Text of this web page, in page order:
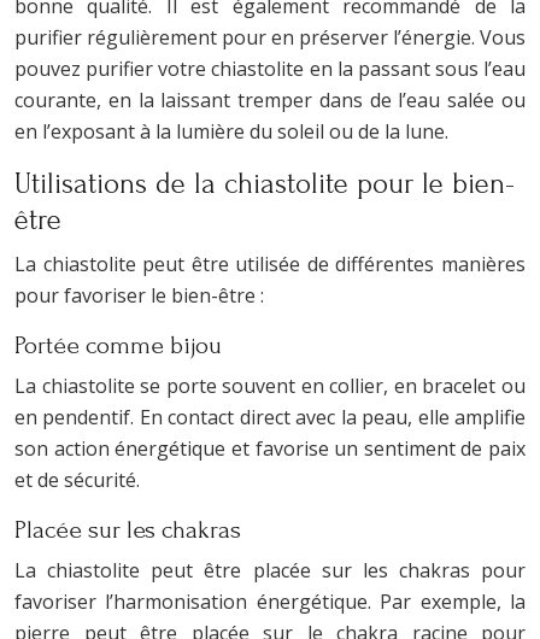
bonne qualité. Il est également recommandé de la
purifier régulièrement pour en préserver l’énergie. Vous
pouvez purifier votre chiastolite en la passant sous l’eau
courante, en la laissant tremper dans de l’eau salée ou
en l’exposant à la lumière du soleil ou de la lune.
Utilisations de la chiastolite pour le bien-
être
La chiastolite peut être utilisée de différentes manières
pour favoriser le bien-être :
Portée comme bijou
La chiastolite se porte souvent en collier, en bracelet ou
en pendentif. En contact direct avec la peau, elle amplifie
son action énergétique et favorise un sentiment de paix
et de sécurité.
Placée sur les chakras
La chiastolite peut être placée sur les chakras pour
favoriser l’harmonisation énergétique. Par exemple, la
pierre peut être placée sur le chakra racine pour